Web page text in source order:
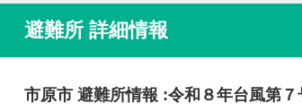
避難所 詳細情報
市原市 避難所情報 :令和８年台風第